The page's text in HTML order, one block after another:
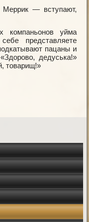
— вступают,
компаньонов уйма
представляете
пацаны и
дедуська!»
товарищ!»